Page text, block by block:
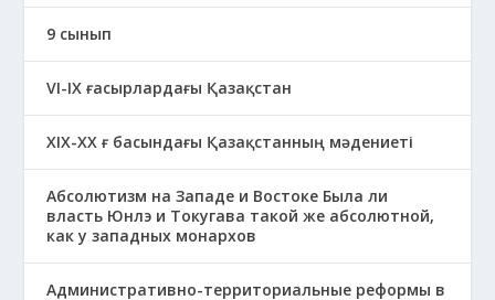
9 сынып
VI-IX ғасырлардағы Қазақстан
XIХ-XX ғ басындағы Қазақстанның мәдениеті
Абсолютизм на Западе и Востоке Была ли
власть Юнлэ и Токугава такой же абсолютной,
как у западных монархов
Административно-территориальные реформы в